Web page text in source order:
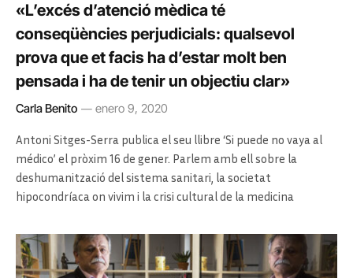
«L’excés d’atenció mèdica té
conseqüències perjudicials: qualsevol
prova que et facis ha d’estar molt ben
pensada i ha de tenir un objectiu clar»
Carla Benito enero 9, 2020
Antoni Sitges-Serra publica el seu llibre ‘Si puede no vaya al
médico’ el pròxim 16 de gener. Parlem amb ell sobre la
deshumanització del sistema sanitari, la societat
hipocondríaca on vivim i la crisi cultural de la medicina